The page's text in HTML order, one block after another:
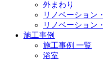
外まわり
リノベーション
リノベーション
施工事例
施工事例 一覧
浴室